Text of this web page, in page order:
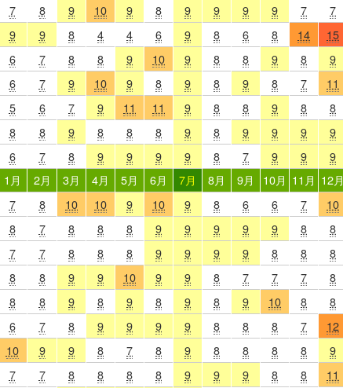
7 8 9 10 9 8 9 9 9 9 7
7
9 9 8 4 4 6 9 8 6 8 14
15
6 7 8 8 9 10 9 8 8 9 8
9
6 7 9 10 9 8 9 8 9 8 7
11
5 6 7 9 11 11 9 8 8 9 8
8
8 8 9 8 8 8 9 8 9 9 9
9
6 7 8 9 9 9 9 8 7 9 9
9
1月 2月 3月 4月 5月 6月 7月 8月 9月 10月 11月 12月
7 8 10 10 9 10 9 8 6 6 7
10
8 7 8 8 8 9 9 9 9 9 8
8
7 7 8 8 8 9 9 9 9 8 8
8
8 8 9 9 10 9 9 8 7 7 7
8
8 8 9 8 9 8 9 8 9 10 8
8
6 7 8 9 9 9 9 8 8 8 7
12
10 9 9 8 7 8 9 8 8 8 8
9
7 7 8 8 8 8 9 9 9 8 8
11